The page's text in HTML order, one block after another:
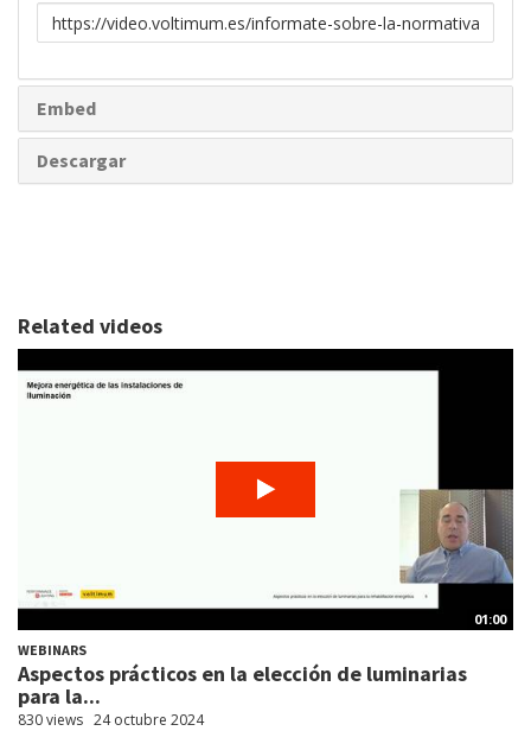
Enlace
para
Embed
Descargar
Related videos
01:00
WEBINARS
Aspectos prácticos en la elección de luminarias
para la...
830 views 24 octubre 2024